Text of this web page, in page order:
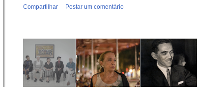
Compartilhar Postar um comentário